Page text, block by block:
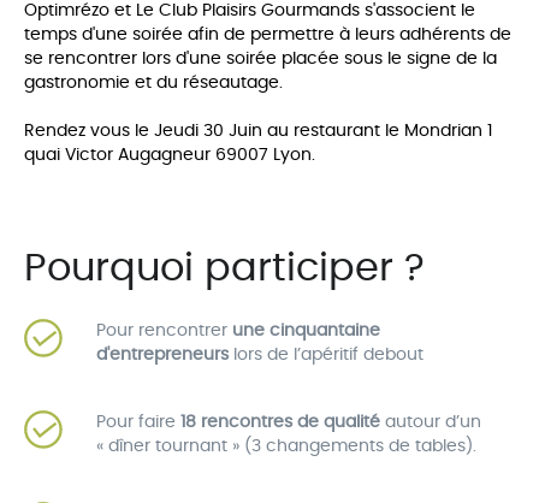
Optimrézo et Le Club Plaisirs Gourmands s'associent le
temps d'une soirée afin de permettre à leurs adhérents de
se rencontrer lors d'une soirée placée sous le signe de la
gastronomie et du réseautage.
Rendez vous le Jeudi 30 Juin au restaurant le Mondrian 1
quai Victor Augagneur 69007 Lyon.
Pourquoi participer ?
Pour rencontrer une cinquantaine
d'entrepreneurs lors de l’apéritif debout
Pour faire 18 rencontres de qualité autour d’un
« dîner tournant » (3 changements de tables).